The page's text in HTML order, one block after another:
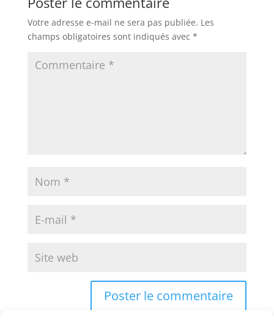
Votre adresse e-mail ne sera pas publiée. Les
champs obligatoires sont indiqués avec *